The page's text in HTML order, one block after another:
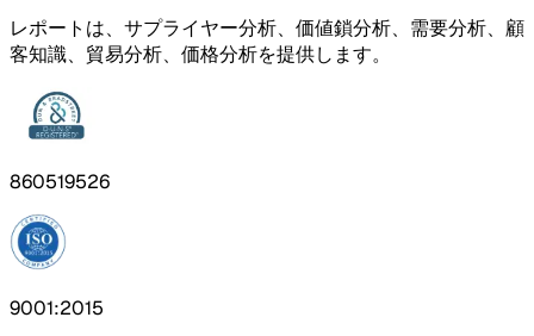
レポートは、サプライヤー分析、価値鎖分析、需要分析、顧
客知識、貿易分析、価格分析を提供します。
860519526
9001:2015